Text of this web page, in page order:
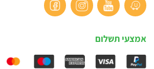
אמצעי תשלום